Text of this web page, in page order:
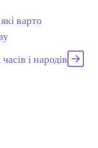
варто
і народів